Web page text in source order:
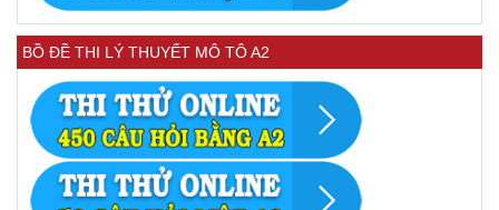
BỒ ĐỀ THI LÝ THUYẾT MÔ TÔ A2